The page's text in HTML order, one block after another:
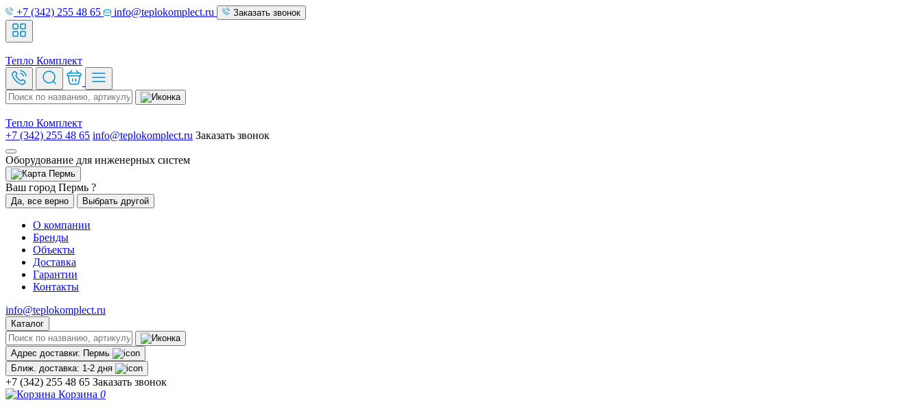
+7 (342) 255 48 65 info@teplokomplect.ru Заказать звонок
Тепло Комплект
Тепло Комплект
+7 (342) 255 48 65 info@teplokomplect.ru Заказать звонок
Оборудование для инженерных систем
Пермь
Ваш город Пермь ?
Да, все верно Выбрать другой
О компании
Бренды
Объекты
Доставка
Гарантии
Контакты
info@teplokomplect.ru
Каталог
Адрес доставки: Пермь
Ближ. доставка: 1-2 дня
+7 (342) 255 48 65 Заказать звонок
Корзина 0